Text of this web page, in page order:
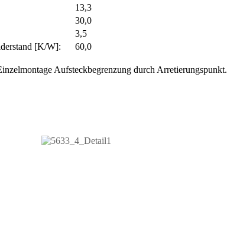
13,3
30,0
3,5
[K/W]:
60,0
Aufsteckbegrenzung durch Arretierungspunkt.